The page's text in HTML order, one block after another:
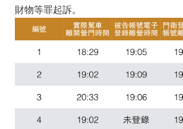
財物等罪起訴。